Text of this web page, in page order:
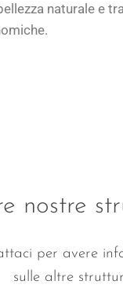
naturale e
nostre
per avere
sulle altre